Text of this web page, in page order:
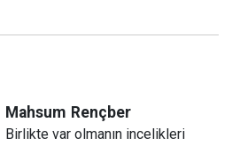
Mahsum Rençber
Birlikte var olmanın incelikleri